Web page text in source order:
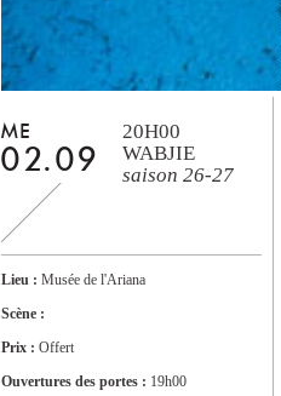
ME
02.09
20H00
WABJIE
saison 26-27
Lieu : Musée de l'Ariana
Scène :
Prix : Offert
Ouvertures des portes : 19h00